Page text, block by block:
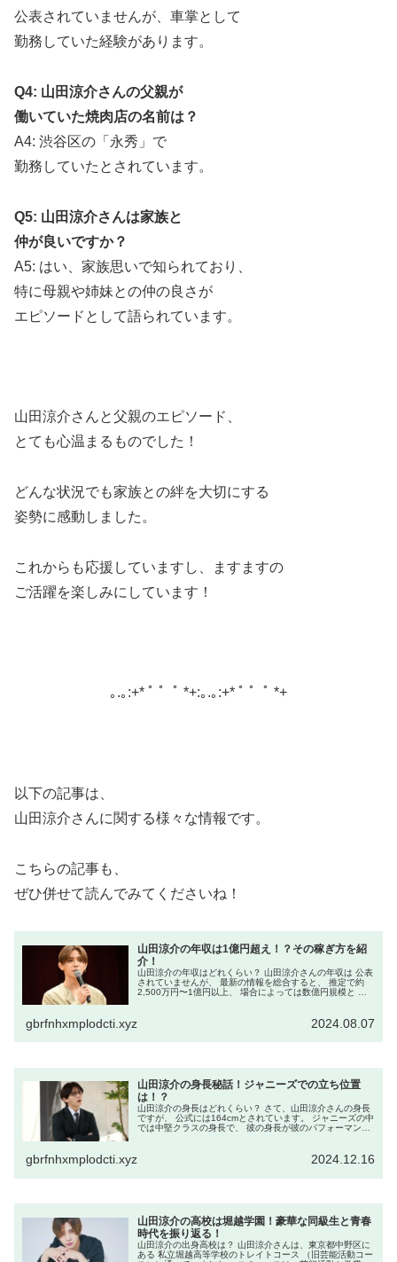
公表されていませんが、車掌として
勤務していた経験があります。
Q4: 山田涼介さんの父親が
働いていた焼肉店の名前は？
A4: 渋谷区の「永秀」で
勤務していたとされています。
Q5: 山田涼介さんは家族と
仲が良いですか？
A5: はい、家族思いで知られており、
特に母親や姉妹との仲の良さが
エピソードとして語られています。
山田涼介さんと父親のエピソード、
とても心温まるものでした！
どんな状況でも家族との絆を大切にする
姿勢に感動しました。
これからも応援していますし、ますますの
ご活躍を楽しみにしています！
｡.｡:+* ﾟ ゜ﾟ *+:｡.｡:+* ﾟ ゜ﾟ *+
以下の記事は、
山田涼介さんに関する様々な情報です。
こちらの記事も、
ぜひ併せて読んでみてくださいね！
山田涼介の年収は1億円超え！？その稼ぎ方を紹
介！
山田涼介の年収はどれくらい？ 山田涼介さんの年収は 公表
されていませんが、 最新の情報を総合すると、 推定で約
2,500万円〜1億円以上、 場合によっては数億円規模と 幅
gbrfnhxmplodcti.xyz 2024.08.07
山田涼介の身長秘話！ジャニーズでの立ち位置
は！？
山田涼介の身長はどれくらい？ さて、山田涼介さんの身長
ですが、 公式には164cmとされています。 ジャニーズの中
では中堅クラスの身長で、 彼の身長が彼のパフォーマンス
gbrfnhxmplodcti.xyz 2024.12.16
山田涼介の高校は堀越学園！豪華な同級生と青春
時代を振り返る！
山田涼介の出身高校は？ 山田涼介さんは、東京都中野区に
ある 私立堀越高等学校のトレイトコース （旧芸能活動コー